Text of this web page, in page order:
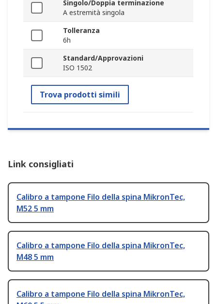
Singolo/Doppia terminazione
A estremità singola
Tolleranza
6h
Standard/Approvazioni
ISO 1502
Trova prodotti simili
Link consigliati
Calibro a tampone Filo della spina MikronTec,
M52 5 mm
Calibro a tampone Filo della spina MikronTec,
M48 5 mm
Calibro a tampone Filo della spina MikronTec,